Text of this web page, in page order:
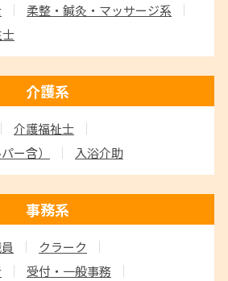
柔整・鍼灸・マッサージ系
介護系
介護福祉士
ー含） 入浴介助
事務系
クラーク
受付・一般事務